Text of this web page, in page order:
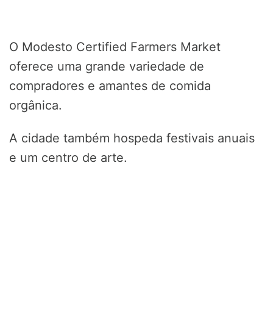
O Modesto Certified Farmers Market
oferece uma grande variedade de
compradores e amantes de comida
orgânica.
A cidade também hospeda festivais anuais
e um centro de arte.